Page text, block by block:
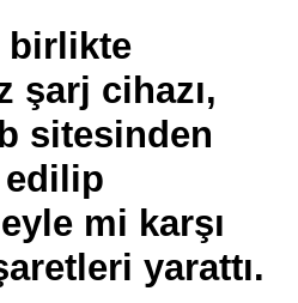
birlikte
şarj cihazı,
sitesinden
edilip
mi karşı
yarattı.